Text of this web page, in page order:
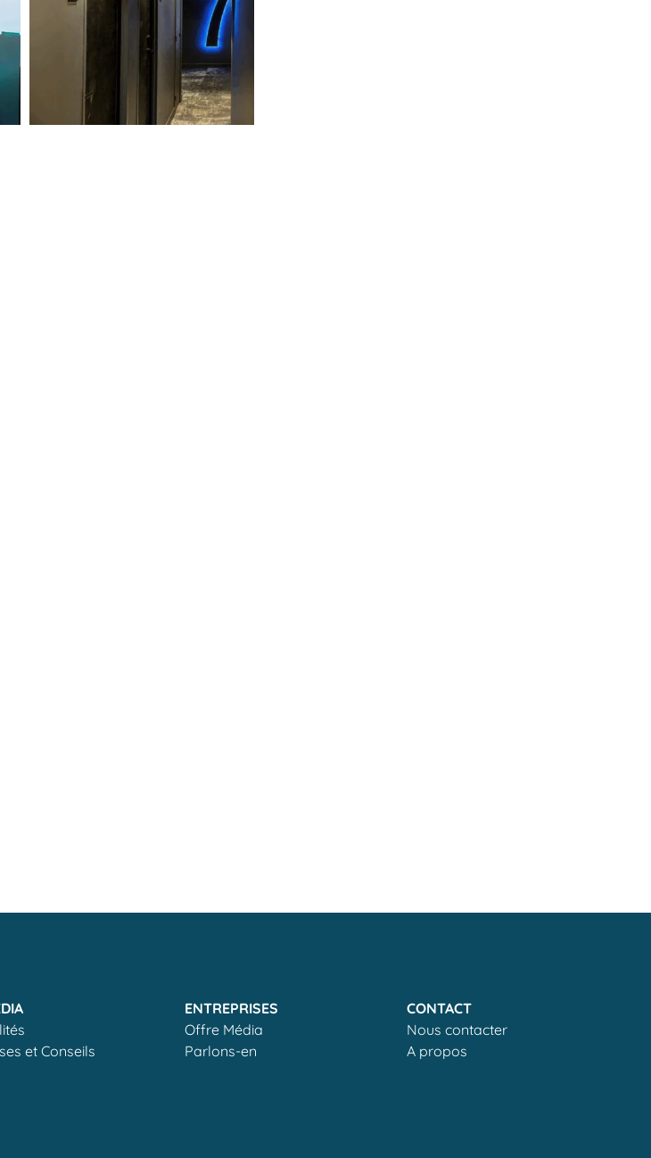
et Conseils
ENTREPRISES
Offre Média
Parlons-en
CONTACT
Nous contacter
A propos